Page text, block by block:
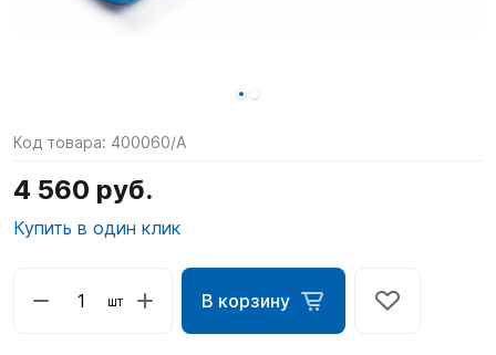
Код товара: 400060/A
4 560 руб.
Купить в один клик
шт В корзину